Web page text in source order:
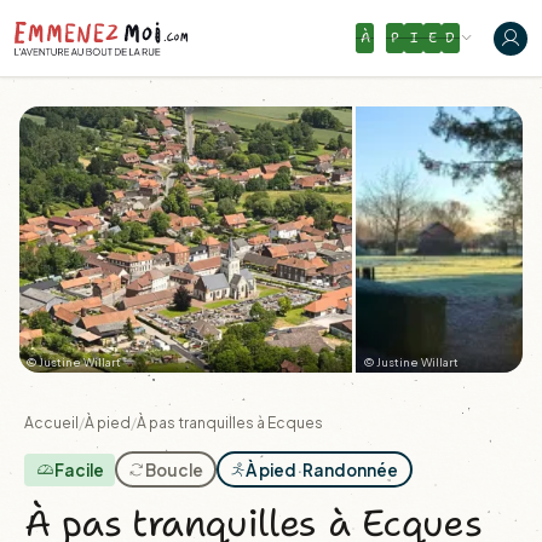
À P I E D
© Justine Willart © Justine Willart
Accueil /À pied /À pas tranquilles à Ecques
Facile Boucle À pied·Randonnée
À pas tranquilles à Ecques